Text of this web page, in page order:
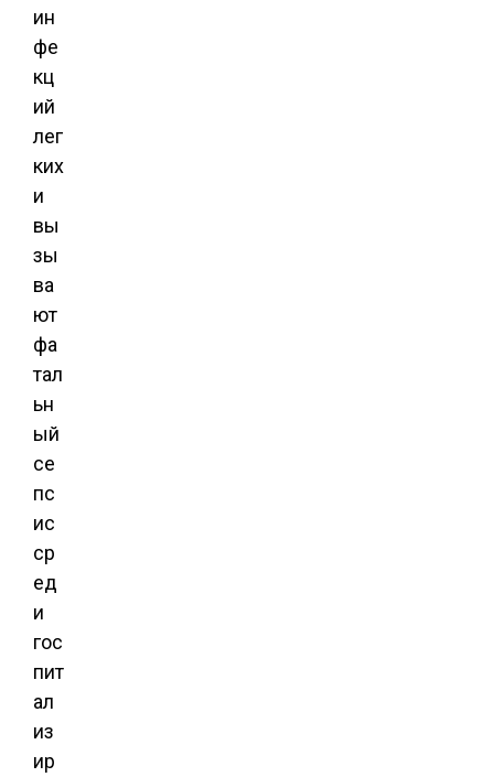
ин
фе
кц
ий
лег
ких
и
вы
зы
ва
ют
фа
тал
ьн
ый
се
пс
ис
ср
ед
и
гос
пит
ал
из
ир